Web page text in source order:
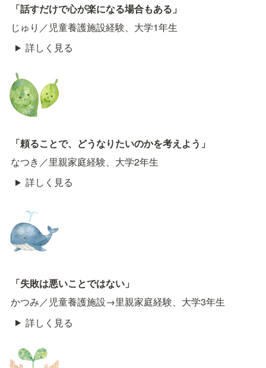
「話すだけで心が楽になる場合もある」
じゅり／児童養護施設経験、大学1年生
詳しく見る
「頼ることで、どうなりたいのかを考えよう」
なつき／里親家庭経験、大学2年生
詳しく見る
「失敗は悪いことではない」
かつみ／児童養護施設→里親家庭経験、大学3年生
詳しく見る